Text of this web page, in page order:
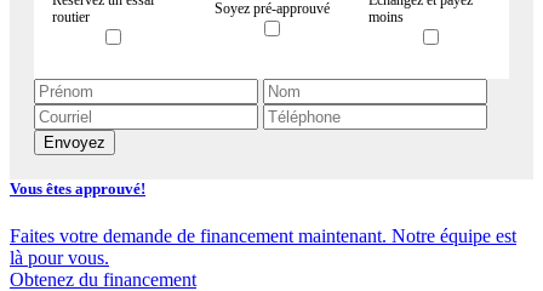
routier
Soyez pré-approuvé
moins
Envoyez
Vous êtes approuvé!
Faites votre demande de financement maintenant. Notre équipe est
là pour vous.
Obtenez du financement